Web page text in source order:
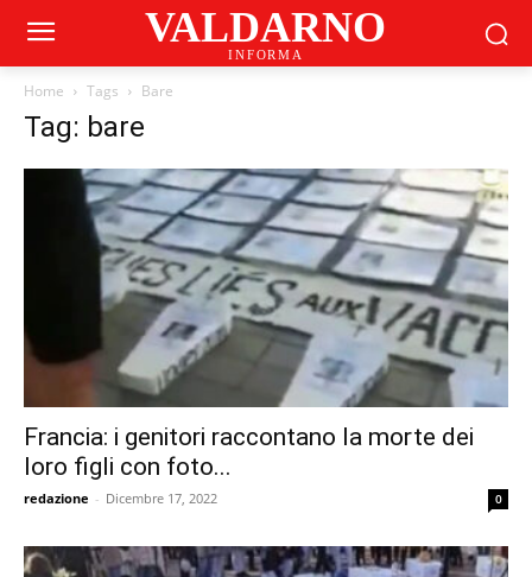
VALDARNO
INFORMA
Home Tags Bare
Tag: bare
Francia: i genitori raccontano la morte dei
loro figli con foto...
redazione - Dicembre 17, 2022 0